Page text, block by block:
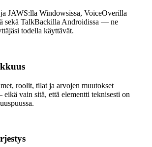
JAWS:lla Windowsissa, VoiceOverilla
sekä TalkBackilla Androidissa — ne
todella käyttävät.
roolit, tilat ja arvojen muutokset
vain sitä, että elementti teknisesti on